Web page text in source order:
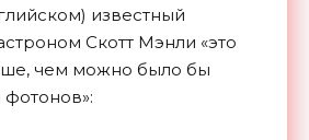
известный
Скотт Мэнли «это
чем можно было бы
фотонов»: